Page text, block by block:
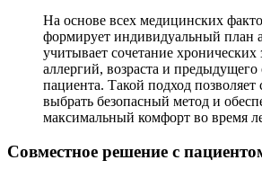
На основе всех медицинских
формирует индивидуальный план
учитывает сочетание хронических
аллергий, возраста и предыдущего
пациента. Такой подход позволяет
выбрать безопасный метод и
максимальный комфорт во время
Совместное решение с